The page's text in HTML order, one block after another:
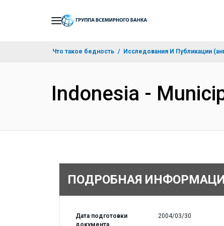
Что такое бедность Исследования И Публикации
Indonesia -
ПОДРОБНАЯ
Дата подготовки
документа
2004/03/30